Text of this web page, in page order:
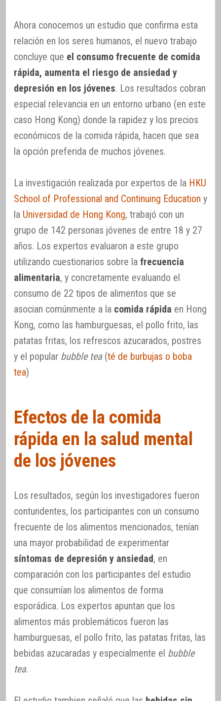
Ahora conocemos un estudio que confirma esta
relación en los seres humanos, el nuevo trabajo
concluye que el consumo frecuente de comida
rápida, aumenta el riesgo de ansiedad y
depresión en los jóvenes. Los resultados cobran
especial relevancia en un entorno urbano (en este
caso Hong Kong) donde la rapidez y los precios
económicos de la comida rápida, hacen que sea
la opción preferida de muchos jóvenes.
La investigación realizada por expertos de la HKU
School of Professional and Continuing Education y
la Universidad de Hong Kong, trabajó con un
grupo de 142 personas jóvenes de entre 18 y 27
años. Los expertos evaluaron a este grupo
utilizando cuestionarios sobre la frecuencia
alimentaria, y concretamente evaluando el
consumo de 22 tipos de alimentos que se
asocian comúnmente a la comida rápida en Hong
Kong, como las hamburguesas, el pollo frito, las
patatas fritas, los refrescos azucarados, postres
y el popular bubble tea(té de burbujas o boba
tea)
Efectos de la comida
rápida en la salud mental
de los jóvenes
Los resultados, según los investigadores fueron
contundentes, los participantes con un consumo
frecuente de los alimentos mencionados, tenían
una mayor probabilidad de experimentar
síntomas de depresión y ansiedad, en
comparación con los participantes del estudio
que consumían los alimentos de forma
esporádica. Los expertos apuntan que los
alimentos más problemáticos fueron las
hamburguesas, el pollo frito, las patatas fritas, las
bebidas azucaradas y especialmente el bubble
tea.